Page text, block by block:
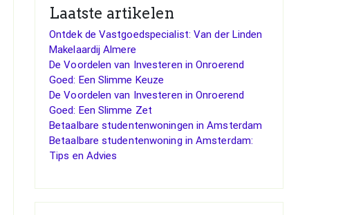
Laatste artikelen
Ontdek de Vastgoedspecialist: Van der Linden
Makelaardij Almere
De Voordelen van Investeren in Onroerend
Goed: Een Slimme Keuze
De Voordelen van Investeren in Onroerend
Goed: Een Slimme Zet
Betaalbare studentenwoningen in Amsterdam
Betaalbare studentenwoning in Amsterdam:
Tips en Advies